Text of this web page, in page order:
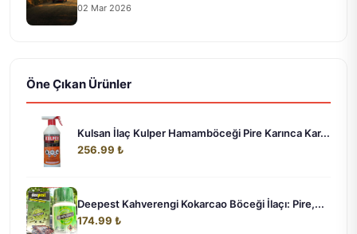
02 Mar 2026
Öne Çıkan Ürünler
Kulsan İlaç Kulper Hamamböceği Pire Karınca Kar...
256.99 ₺
Deepest Kahverengi Kokarcao Böceği İlaçı: Pire,...
174.99 ₺